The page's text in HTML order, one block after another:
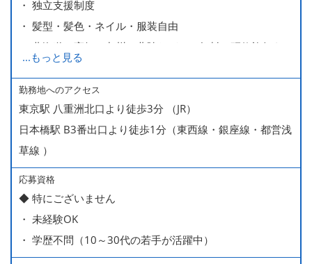
・ 独立支援制度
・ 髪型・髪色・ネイル・服装自由
・ 北海道や高知、九州、北陸などへの無料の研修旅行あり
ます
・ 無料の美味しい まかない食 あり
...もっと見る
勤務地へのアクセス
東京駅 八重洲北口より徒歩3分 （JR）
日本橋駅 B3番出口より徒歩1分（東西線・銀座線・都営浅
草線 ）
応募資格
◆ 特にございません
・ 未経験OK
・ 学歴不問（10～30代の若手が活躍中）